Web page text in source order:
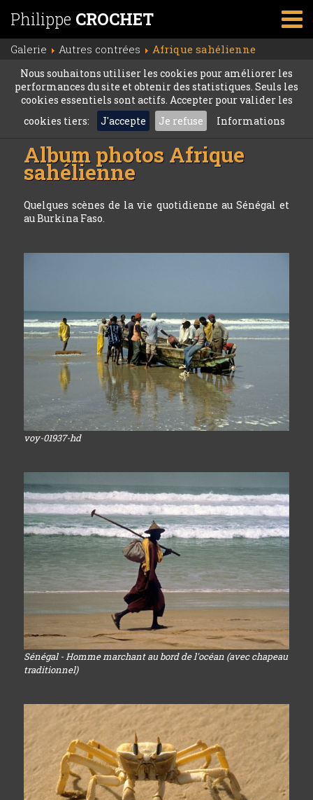
Philippe CROCHET
Galerie Autres contrées Afrique sahélienne
Nous souhaitons utiliser les cookies pour améliorer les
performances du site et obtenir des statistiques. Seuls les
cookies essentiels sont actifs. Accepter pour valider les
cookies tiers:
J'accepte Je refuse Informations
Album photos Afrique
sahélienne
Quelques scènes de la vie quotidienne au Sénégal et
au Burkina Faso.
voy-01937-hd
Sénégal - Homme marchant au bord de l'océan (avec chapeau
traditionnel)